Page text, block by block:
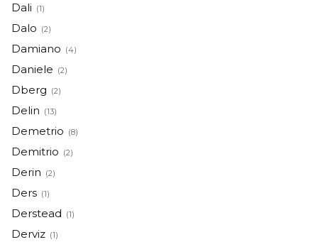
Dali (1)
Dalo (2)
Damiano (4)
Daniele (2)
Dberg (2)
Delin (13)
Demetrio (8)
Demitrio (2)
Derin (2)
Ders (1)
Derstead (1)
Derviz (1)